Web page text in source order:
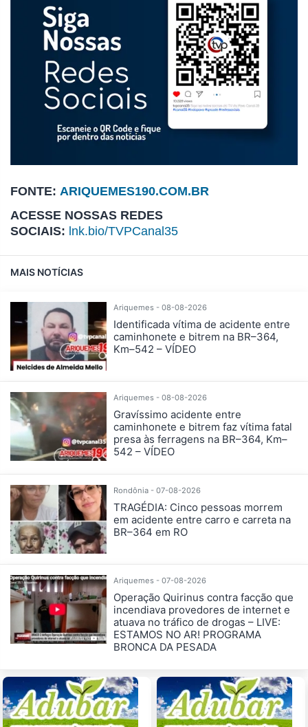
FONTE: ARIQUEMES190.COM.BR
ACESSE NOSSAS REDES
SOCIAIS: lnk.bio/TVPCanal35
MAIS NOTÍCIAS
Ariquemes - 08-08-2026
Identificada vítima de acidente entre
caminhonete e bitrem na BR–364,
Km–542 – VÍDEO
Ariquemes - 08-08-2026
Gravíssimo acidente entre
caminhonete e bitrem faz vítima fatal
presa às ferragens na BR–364, Km–
542 – VÍDEO
Rondônia - 07-08-2026
TRAGÉDIA: Cinco pessoas morrem
em acidente entre carro e carreta na
BR–364 em RO
Ariquemes - 07-08-2026
Operação Quirinus contra facção que
incendiava provedores de internet e
atuava no tráfico de drogas – LIVE:
ESTAMOS NO AR! PROGRAMA
BRONCA DA PESADA